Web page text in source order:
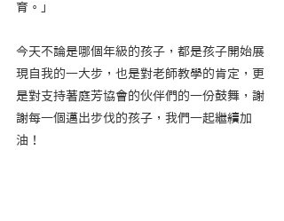
育。」
今天不論是哪個年級的孩子，都是孩子開始展
現自我的一大步，也是對老師教學的肯定，更
是對支持著庭芳協會的伙伴們的一份鼓舞，謝
謝每一個邁出步伐的孩子，我們一起繼續加
油！